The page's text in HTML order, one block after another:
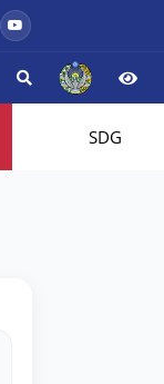
SDG